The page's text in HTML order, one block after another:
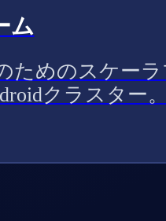
ム
ためのスケー
クラスター